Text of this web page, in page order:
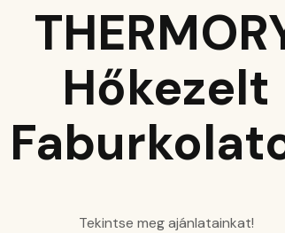
Hőkezelt
Tekintse meg ajánlatainkat!